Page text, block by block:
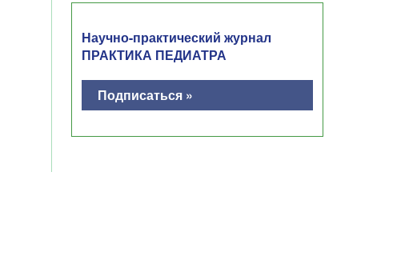
Научно-практический журнал
ПРАКТИКА ПЕДИАТРА
Подписаться »